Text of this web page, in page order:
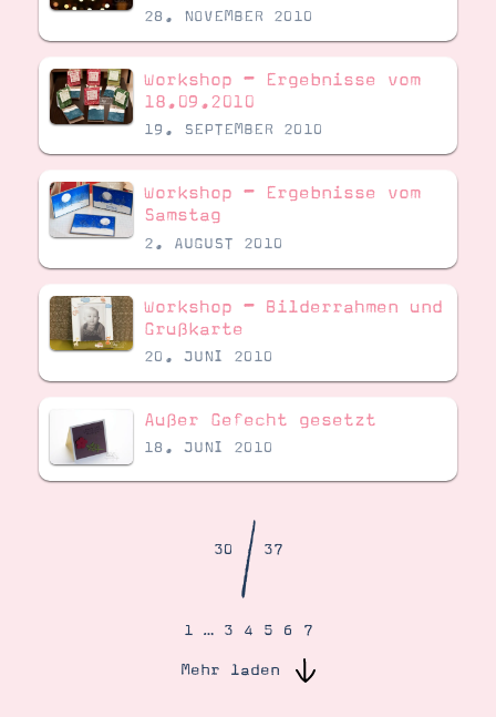
Angebote
Demonstrator werden
Blog
Gutscheine
Produkte erklärt
Über mich
Ordnungstipps
28. NOVEMBER 2010
Workshop – Ergebnisse vom
18.09.2010
19. SEPTEMBER 2010
Workshop – Ergebnisse vom
Samstag
2. AUGUST 2010
Workshop – Bilderrahmen und
Grußkarte
20. JUNI 2010
Außer Gefecht gesetzt
18. JUNI 2010
30/37
1 … 3 4 5 6 7
Mehr laden